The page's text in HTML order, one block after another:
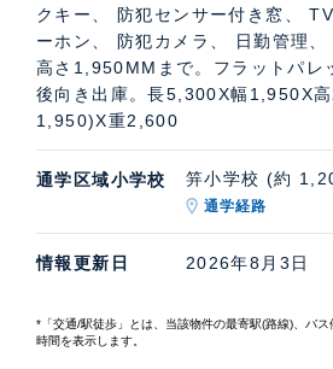
クキー、 防犯センサー付き窓、
ーホン、 防犯カメラ、 日勤管理、
高さ1,950MMまで。フラットパレ
後向き出庫。長5,300X幅1,950X
1,950)X重2,600
通学区域小学校 笄小学校 (約
通学経路
情報更新日 2026年8月3日
*「交通/駅徒歩」とは、当該物件の最寄駅(路線)、バ
時間を表示します。